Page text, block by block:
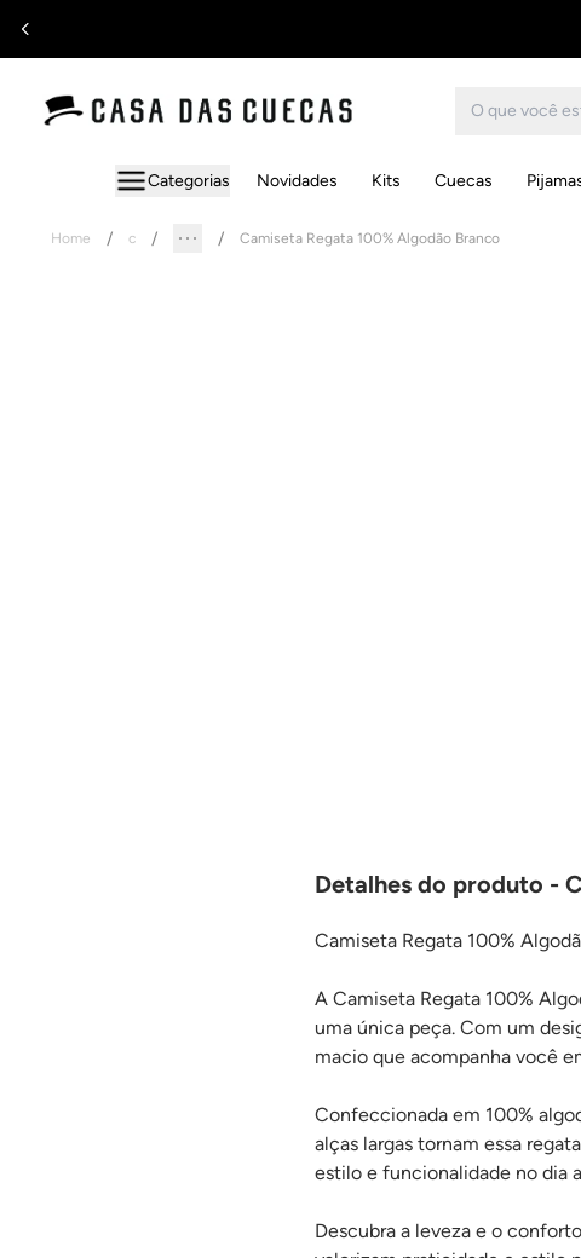
Categorias Novidades Kits Cuecas
Home c Camiseta Regata 100% Algodão Branco
Detalhes do produto -
Camiseta Regata 100%
A Camiseta Regata 100%
uma única peça. Com um
macio que acompanha você
Confeccionada em 100%
alças largas tornam essa
estilo e funcionalidade no dia
Descubra a leveza e o